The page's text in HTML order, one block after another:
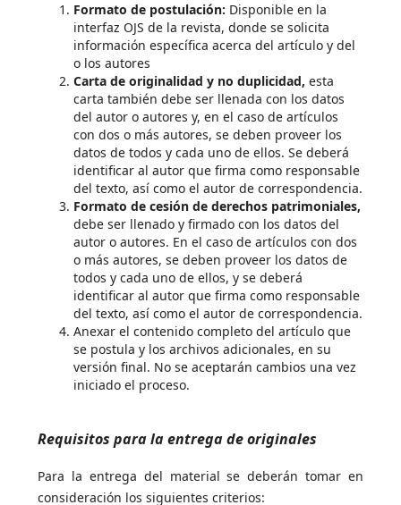
Formato de postulación:­ Disponible en la
interfaz OJS de la revista, donde se solicita
información específica acerca del artículo y del
o los autores
Carta de originalidad y no duplicidad,esta
carta también debe ser llenada con los datos
del autor o autores y, en el caso de artículos
con dos o más autores, se deben proveer los
datos de todos y cada uno de ellos. Se deberá
identificar al autor que firma como responsable
del texto, así como el autor de correspondencia.
Formato de cesión de derechos patrimoniales,
debe ser llenado y firmado con los datos del
autor o autores. En el caso de artículos con dos
o más autores, se deben proveer los datos de
todos y cada uno de ellos, y se deberá
identificar al autor que firma como responsable
del texto, así como el autor de correspondencia.
Anexar el contenido completo del artículo que
se postula y los archivos adicionales, en su
versión final. No se aceptarán cambios una vez
iniciado el proceso.
Requisitos para la entrega de originales
Para la entrega del material se deberán tomar en
consideración los siguientes criterios: